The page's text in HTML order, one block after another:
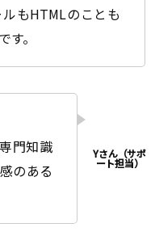
もHTMLのことも
。
門知識
のある